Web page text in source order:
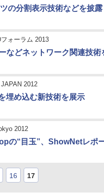
の分割表示技術などを披露
ォーラム 2013
などネットワーク関連技術
2012
埋め込む新技術を展示
2012
の“目玉”、ShowNetレポ
16 17